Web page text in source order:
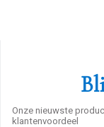
Onze nieuwste
klantenvoordeel